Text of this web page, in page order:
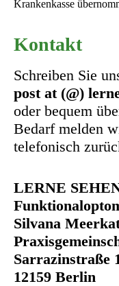
Krankenkasse
Kontakt
Schreiben Sie
post at (@)
oder bequem
Bedarf melden
telefonisch
LERNE
Silvana
Sarrazinstraße
12159 Berlin